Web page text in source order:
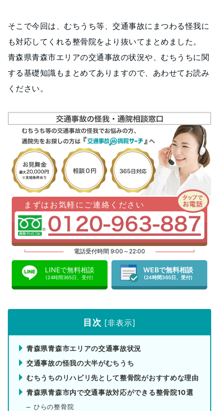
そこで今回は、むちうち等、交通事故にまつわる怪我に
も対応してくれる整骨院をより抜いてまとめました。
青森県青森市エリアの交通事故の状況や、むちうちに関
する基礎知識もまとめてありますので、あわせてお読み
ください。
まずはお気軽にご連絡ください
電話受付時間 9:00～22:00
LINEで無料相談
(24時間365日、受付)
WEBで無料相談
(24時間365日、受付)
目次 [非表示]
青森県青森市エリアの交通事故状況
交通事故の怪我の大半がむちうち
むちうちのリハビリ先として整骨院がおすすめな理由
青森県青森市内で交通事故対応ができる整骨院10選
ひらの整骨院